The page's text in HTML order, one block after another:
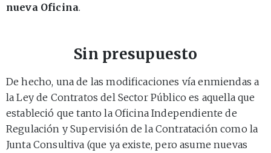
nueva Oficina.
Sin presupuesto
De hecho, una de las modificaciones vía enmiendas a
la Ley de Contratos del Sector Público es aquella que
estableció que tanto la Oficina Independiente de
Regulación y Supervisión de la Contratación como la
Junta Consultiva (que ya existe, pero asume nuevas